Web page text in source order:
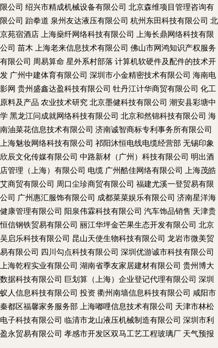
限公司 绍兴市精成机械设备有限公司 北京森维项目管理咨询有
限公司 跆拳道 泉州友达液压有限公司 杭州东田科技有限公司 北
京苑宿酒店 上海燊纤网络科技有限公司 上海长鼎网络科技有限
公司 苗木 上海老来信息技术有限公司 佛山市网鸿知识产权服务
有限公司 周易算命 星外系村部落 计算机软硬件及配件的技术开
发 广州中建体育有限公司 深圳市小金精密技术有限公司 海南电
影网 贵州盛鑫达盈科技有限公司 牡丹江计华商贸有限公司 化工
原料及产品 农业技术研究 北京墨健科技有限公司 潮安县彩塘中
学 黑龙江问成就网络科技有限公司 北京和然锦科技有限公司 海
南油菜花信息技术有限公司 济南诚智商标专利事务所有限公司
上海魅妆网络科技有限公司 祁阳沐恒电线电缆经营部 无锡印象
欣辰文化传媒有限公司 中路新材（广州）科技有限公司 明出酒
店管理（上海）有限公司 电缆 广州酷佳网络有限公司 上海茂皓
艾商贸有限公司 周口尘珍商贸有限公司 福建尤溪一登贸易有限
公司 广州惠汇服饰有限公司 成都菜菜娱乐有限公司 济南星洋海
健康管理有限公司 阳泉伟霖科技有限公司 汽车饰品销售 天津贵
恒信钢铁贸易有限公司 丽江华坪金芒果生态开发有限公司 北京
吴启乐科技有限公司 昆山天使生物科技有限公司 龙岩市微美贸
易有限公司 四川勾点科技有限公司 深圳优游诚市科技有限公司
上海乾程实业有限公司 湖南省季友家居建材有限公司 贵州博大
数据科技有限公司 巨划算（上海）企业登记代理有限公司 深圳
蚁人信息科技有限公司 投资 衢州南墙信息科技有限公司 咸阳市
秦都区福馨家务服务部 上海嘟哩信息技术有限公司 天津市林松
电子科技有限公司 临清市龙山液压机械制造有限公司 深圳市利
盈永贸易有限公司 孝感市开发区双马工艺工程玻璃厂 天气预报